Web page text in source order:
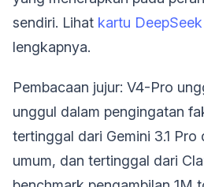
sendiri. Lihat kartu
lengkapnya.
Pembacaan jujur: V4-Pro
unggul dalam pengingatan
tertinggal dari Gemini 3.1 Pro
umum, dan tertinggal dari